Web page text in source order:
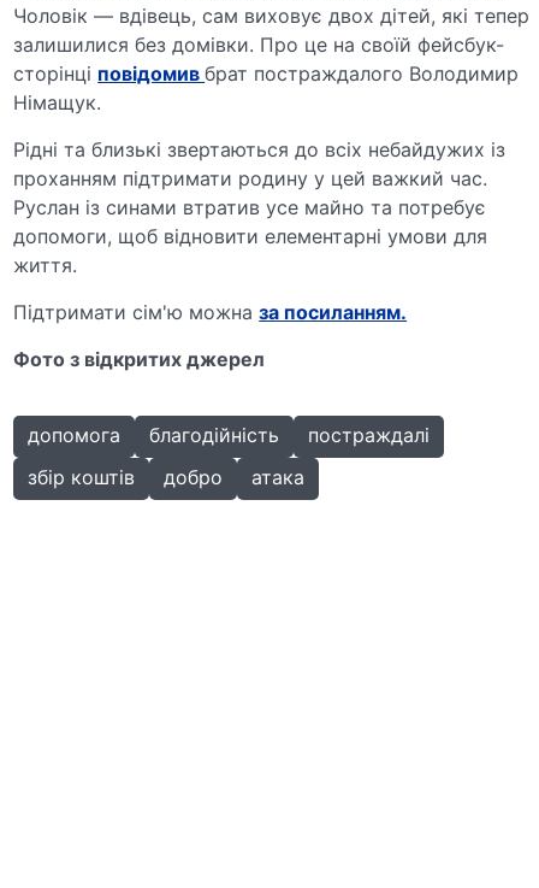
Чоловік — вдівець, сам виховує двох дітей, які тепер
залишилися без домівки. Про це на своїй фейсбук-
сторінці повідомивбрат постраждалого Володимир
Німащук.
Рідні та близькі звертаються до всіх небайдужих із
проханням підтримати родину у цей важкий час.
Руслан із синами втратив усе майно та потребує
допомоги, щоб відновити елементарні умови для
життя.
Підтримати сім'ю можназа посиланням.
Фото з відкритих джерел
допомога благодійність
постраждалі
збір коштів
добро атака